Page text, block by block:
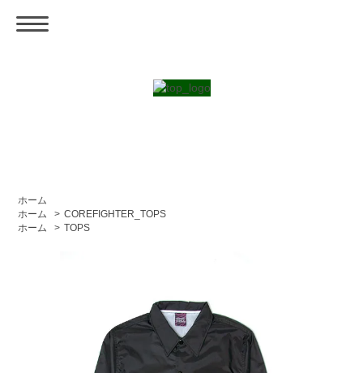
ホーム
ホーム
> COREFIGHTER_TOPS
ホーム
> TOPS